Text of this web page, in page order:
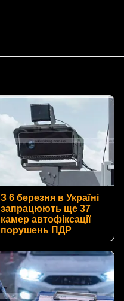
З 6 березня в Україні
запрацюють ще 37
камер автофіксації
порушень ПДР